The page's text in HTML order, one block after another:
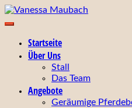
Zum
Inhalt
Vanessa
Turniervorstellung und Verkauf
Startseite
Über Uns
Stall
Das Team
Angebote
Geräumige